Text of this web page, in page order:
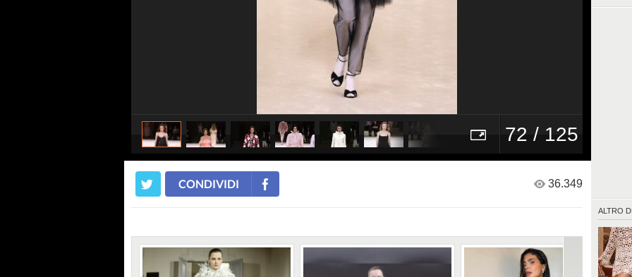
72 / 125
ALTRO DI
CONDIVIDI 36.349